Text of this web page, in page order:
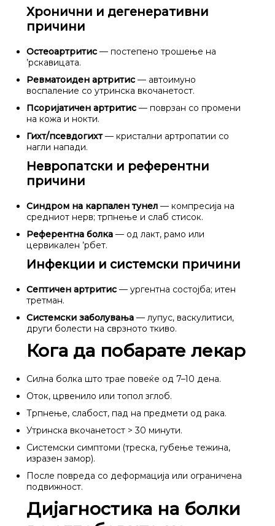
Хронични и дегенеративни
причини
Остеоартритис— постепено трошење на
’рскавицата.
Ревматоиден артритис— автоимуно
воспаление со утринска вкочанетост.
Псоријатичен артритис— поврзан со промени
на кожа и нокти.
Гихт/псевдогихт— кристални артропатии со
нагли напади.
Невропатски и референтни
причини
Синдром на карпален тунел— компресија на
средниот нерв; трпнење и слаб стисок.
Референтна болка— од лакт, рамо или
цервикален ’рбет.
Инфекции и системски причини
Септичен артритис— ургентна состојба; итен
третман.
Системски заболувања— лупус, васкулитиси,
други болести на сврзното ткиво.
Кога да побарате лекар
Силна болка што трае повеќе од 7–10 дена.
Оток, црвенило или топол зглоб.
Трпнење, слабост, пад на предмети од рака.
Утринска вкочанетост > 30 минути.
Системски симптоми (треска, губење тежина,
изразен замор).
После повреда со деформација или ограничена
подвижност.
Дијагностика на болки